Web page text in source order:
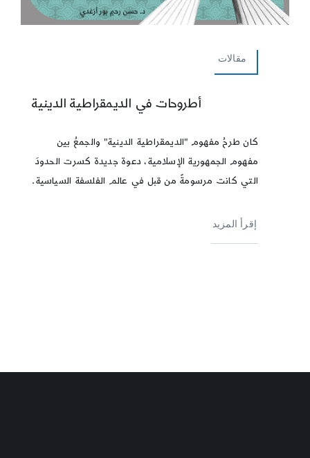
مقالات
أطروحات في الديمقراطية الدينية
كان طرحُ مفهوم "الديمقراطية الدينية" والجمعُ بين
مفهوم الجمهورية الإسلامية، دعوة جديدة كسرت الحدودَ
التي كانت مرسومةً من قبل في عالم الفلسفة السياسية.
إقرأ المزيد